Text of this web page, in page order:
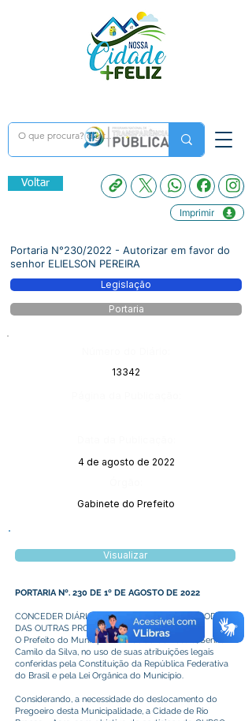
Voltar
Imprimir
Portaria N°230/2022 - Autorizar em favor do
senhor ELIELSON PEREIRA
Legislação
Portaria
13342
4 de agosto de 2022
Gabinete do Prefeito
Visualizar
PORTARIA Nº. 230 DE 1º DE AGOSTO DE 2022
CONCEDER DIÁRIAS AO PREGOEIRO, DESTE PODER E
DAS OUTRAS PROVIDÊNCIAS.
O Prefeito do Município de Plácido de Castro, Senhor
Camilo da Silva, no uso de suas atribuições legais
conferidas pela Constituição da República Federativa
do Brasil e pela Lei Orgânica do Município.
Considerando, a necessidade do deslocamento do
Pregoeiro desta Municipalidade, a Cidade de Rio